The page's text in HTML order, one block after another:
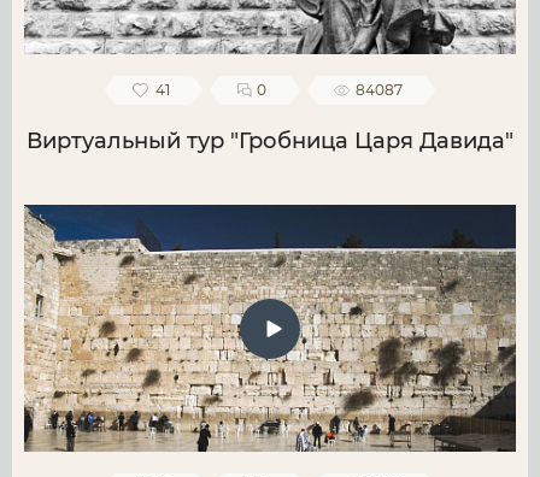
41 0 84087
Виртуальный тур "Гробница Царя Давида"